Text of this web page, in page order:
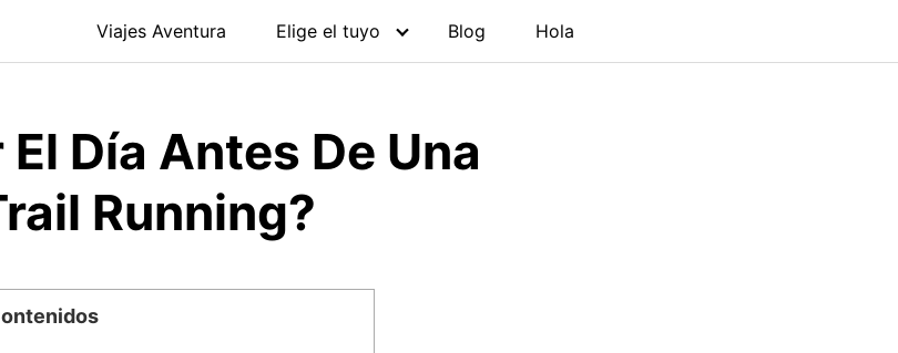
Viajes Aventura Elige el tuyo Blog Hola
Día Antes De Una
Running?